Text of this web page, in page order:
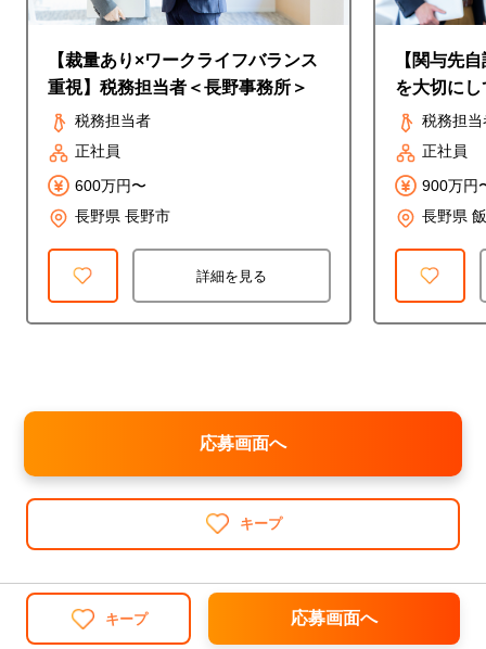
【裁量あり×ワークライフバランス
重視】税務担当者＜長野事務所＞
税務担当者
正社員
600万円〜
長野県 長野市
詳細を見る
【関与先
を大切に
資格者/社
税務担当
正社員
900万円
長野県
応募画面へ
キープ
キープ 応募画面へ